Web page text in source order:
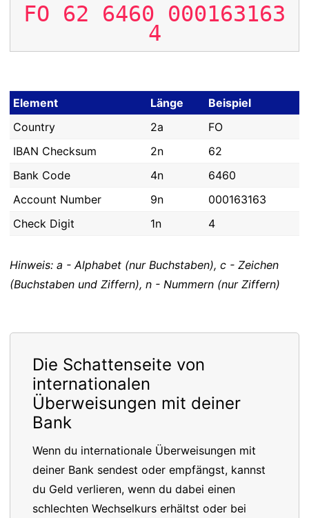
FO 62 6460 000163163
4
Element Länge
Beispiel
Country
2a
FO
IBAN Checksum
2n
62
Bank Code
4n
6460
Account Number
9n
000163163
Check Digit
1n 4
Hinweis: a - Alphabet (nur Buchstaben), c - Zeichen
(Buchstaben und Ziffern), n - Nummern (nur Ziffern)
Die Schattenseite von
internationalen
Überweisungen mit deiner
Bank
Wenn du internationale Überweisungen mit
deiner Bank sendest oder empfängst, kannst
du Geld verlieren, wenn du dabei einen
schlechten Wechselkurs erhältst oder bei